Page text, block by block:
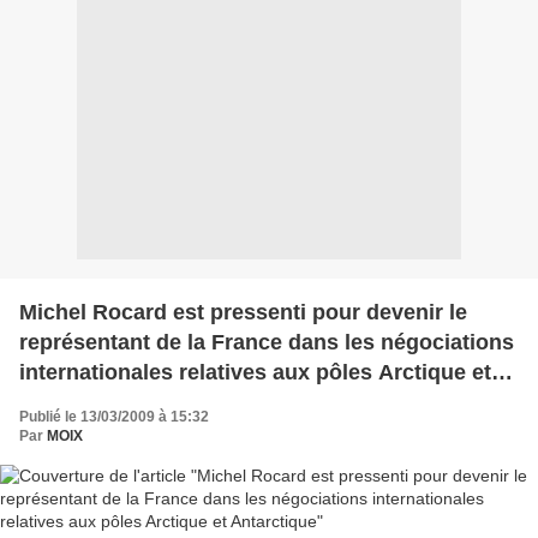
Michel Rocard est pressenti pour devenir le
représentant de la France dans les négociations
internationales relatives aux pôles Arctique et
Publié le 13/03/2009 à 15:32
Par MOIX